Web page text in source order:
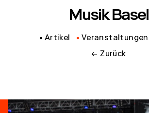
Musik Basel
Artikel Veranstaltungen
← Zurück